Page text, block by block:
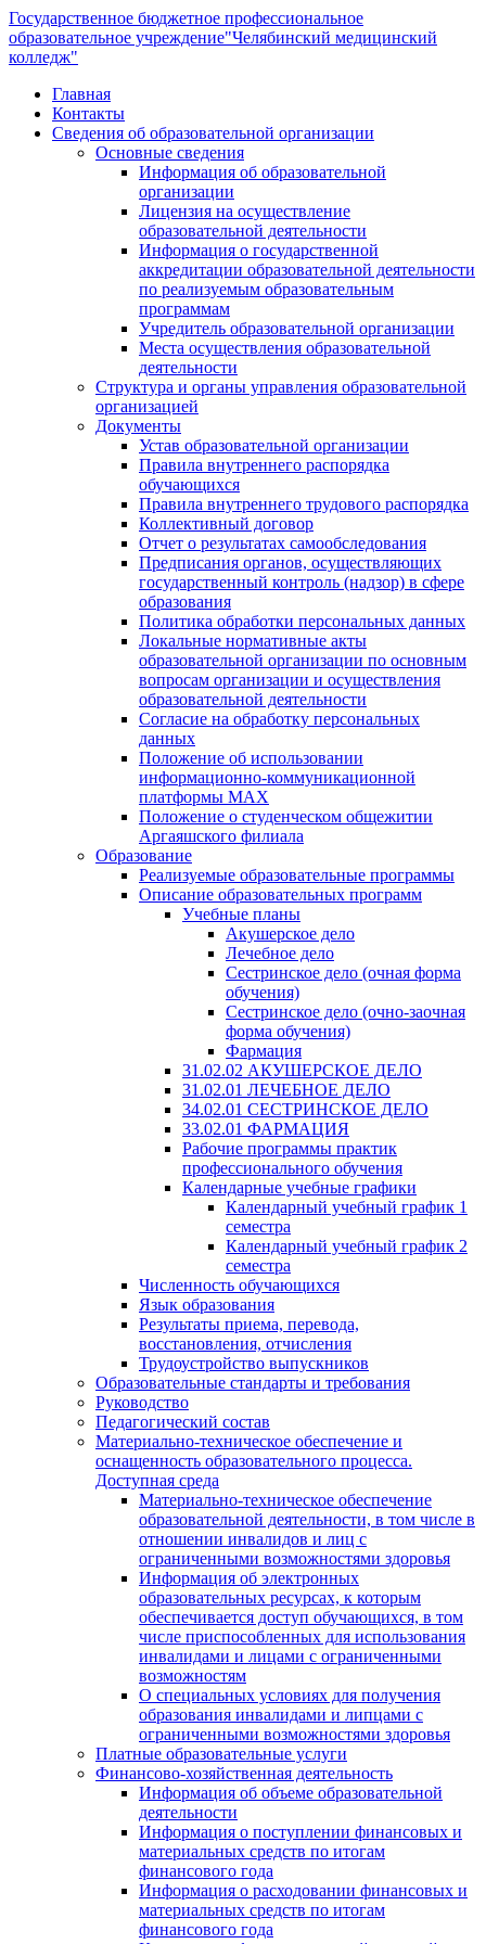
Государственное бюджетное профессиональное
образовательное учреждение"Челябинский медицинский
колледж"
Главная
Контакты
Сведения об образовательной организации
Основные сведения
Информация об образовательной
организации
Лицензия на осуществление
образовательной деятельности
Информация о государственной
аккредитации образовательной деятельности
по реализуемым образовательным
программам
Учредитель образовательной организации
Места осуществления образовательной
деятельности
Структура и органы управления образовательной
организацией
Документы
Устав образовательной организации
Правила внутреннего распорядка
обучающихся
Правила внутреннего трудового распорядка
Коллективный договор
Отчет о результатах самообследования
Предписания органов, осуществляющих
государственный контроль (надзор) в сфере
образования
Политика обработки персональных данных
Локальные нормативные акты
образовательной организации по основным
вопросам организации и осуществления
образовательной деятельности
Согласие на обработку персональных
данных
Положение об использовании
информационно-коммуникационной
платформы MAX
Положение о студенческом общежитии
Аргаяшского филиала
Образование
Реализуемые образовательные программы
Описание образовательных программ
Учебные планы
Акушерское дело
Лечебное дело
Сестринское дело (очная форма
обучения)
Сестринское дело (очно-заочная
форма обучения)
Фармация
31.02.02 АКУШЕРСКОЕ ДЕЛО
31.02.01 ЛЕЧЕБНОЕ ДЕЛО
34.02.01 СЕСТРИНСКОЕ ДЕЛО
33.02.01 ФАРМАЦИЯ
Рабочие программы практик
профессионального обучения
Календарные учебные графики
Календарный учебный график 1
семестра
Календарный учебный график 2
семестра
Численность обучающихся
Язык образования
Результаты приема, перевода,
восстановления, отчисления
Трудоустройство выпускников
Образовательные стандарты и требования
Руководство
Педагогический состав
Материально-техническое обеспечение и
оснащенность образовательного процесса.
Доступная среда
Материально-техническое обеспечение
образовательной деятельности, в том числе в
отношении инвалидов и лиц с
ограниченными возможностями здоровья
Информация об электронных
образовательных ресурсах, к которым
обеспечивается доступ обучающихся, в том
числе приспособленных для использования
инвалидами и лицами с ограниченными
возможностям
О специальных условиях для получения
образования инвалидами и липцами с
ограниченными возможностями здоровья
Платные образовательные услуги
Финансово-хозяйственная деятельность
Информация об объеме образовательной
деятельности
Информация о поступлении финансовых и
материальных средств по итогам
финансового года
Информация о расходовании финансовых и
материальных средств по итогам
финансового года